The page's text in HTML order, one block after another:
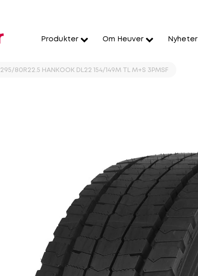
Produkter Om Heuver Nyheter
295/80R22.5 HANKOOK DL22 154/149M TL M+S 3PMSF